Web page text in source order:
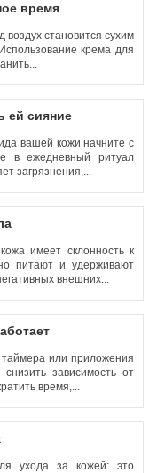
время
становится сухим
крема для
ей сияние
вашей кожи начните с
в ежедневный ритуал
загрязнения,...
имеет склонность к
питают и удерживают
внешних...
таймера или приложения
зависимость от
время,...
ухода за кожей: это